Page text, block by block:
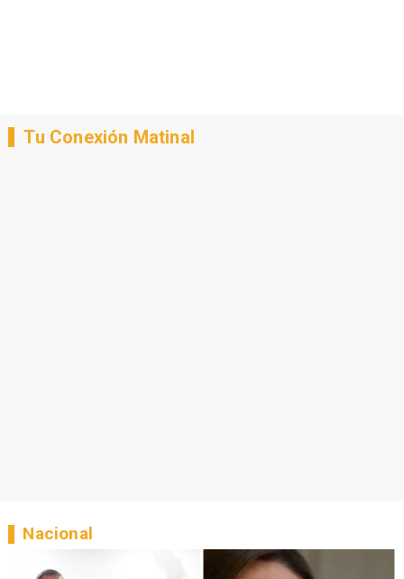
Tu Conexión Matinal
Nacional